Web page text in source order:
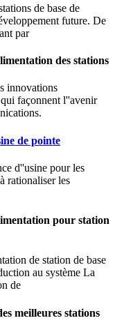
de base de
future. De
par
des stations
innovations
façonnent l''avenir
de pointe
d''usine pour les
rationaliser les
pour station
de station de base
au système La
de
meilleures stations